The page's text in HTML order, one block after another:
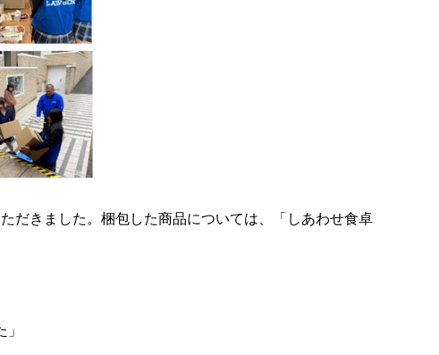
だきました。梱包した商品については、「しあわせ食卓